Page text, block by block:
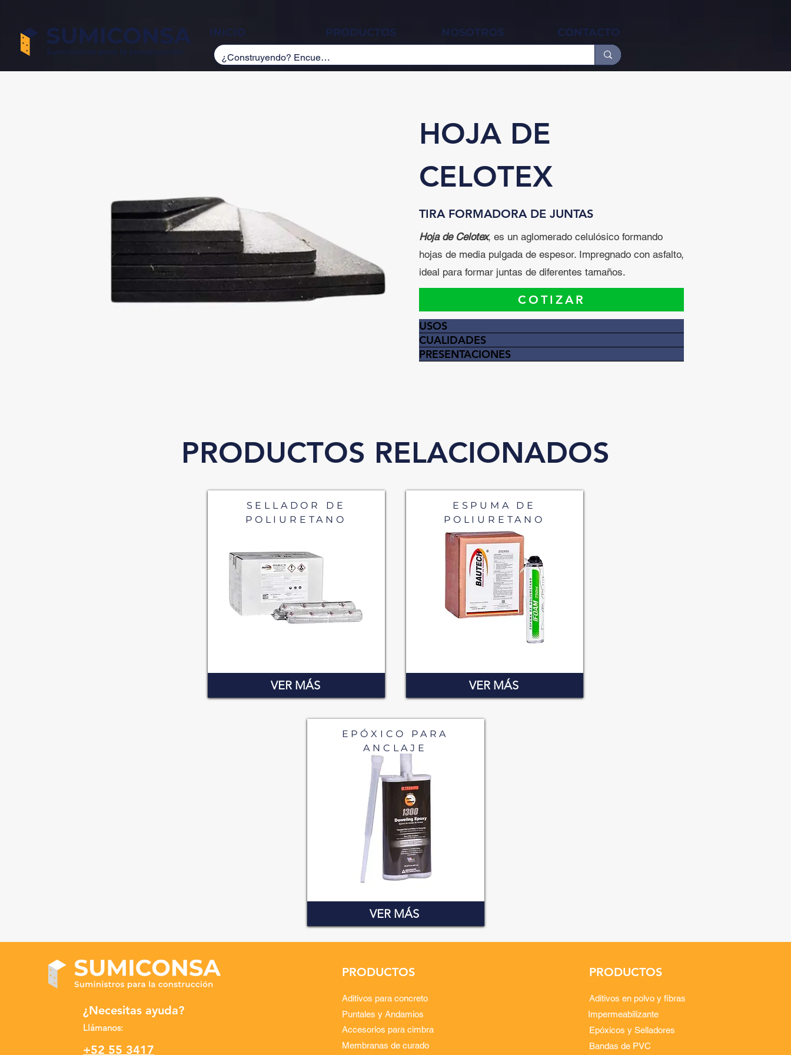
INICIO PRODUCTOS NOSOTROS CONTACTO
HOJA DE
CELOTEX
TIRA FORMADORA DE JUNTAS
Hoja de Celotex, es un aglomerado celulósico formando
hojas de media pulgada de espesor. Impregnado con asfalto,
ideal para formar juntas de diferentes tamaños.
COTIZAR
USOS
CUALIDADES
PRESENTACIONES
PRODUCTOS RELACIONADOS
SELLADOR DE
POLIURETANO
VER MÁS
ESPUMA DE
POLIURETANO
VER MÁS
EPÓXICO PARA
ANCLAJE
VER MÁS
¿Necesitas ayuda?
Llámanos:
+52 55 3417
PRODUCTOS
Aditivos para concreto
Puntales y Andamios
Accesorios para cimbra
Membranas de curado
PRODUCTOS
Aditivos en polvo y fibras
Impermeabilizante
Epóxicos y Selladores
Bandas de PVC